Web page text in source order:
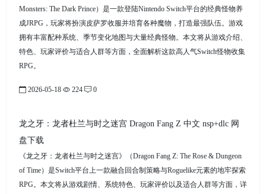
Monsters: The Dark Prince）是一款登陆Nintendo Switch平台的经典怪物养
成JRPG，玩家将扮演皮萨罗收服并培育各种魔物，打造最强队伍。游戏
拥有丰富配种系统、季节变化地图与大量经典怪物。本文将从游戏介绍、
特色、玩家评价与适合人群等方面，全面解析这款高人气Switch怪物收集
RPG。
2026-05-18 224 0
龙之牙：龙者杜兰与时之迷宫 Dragon Fang Z 中文 nsp+dlc 网
盘下载
《龙之牙：龙者杜兰与时之迷宫》（Dragon Fang Z: The Rose & Dungeon
of Time）是Switch平台上一款融合回合制策略与Roguelike元素的地牢探索
RPG。本文将从游戏剧情、系统特色、玩家评价以及适合人群等方面，详